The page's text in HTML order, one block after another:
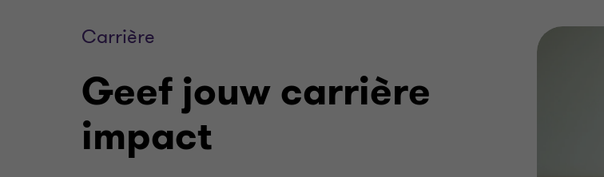
Carrière
Geef jouw carrière
impact